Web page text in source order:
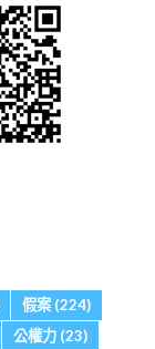
假案(224)
公權力 (23)